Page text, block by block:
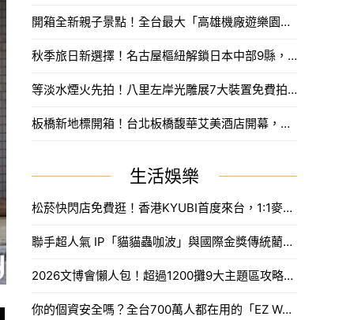
開箱全新親子景點！全台最大「高雄機廠遊樂園區」8/8開幕，攀岩場、戲水區30項設施免費玩。
秋季旅日新選擇！名古屋樞紐解鎖日本中部9縣，搶先預訂父親節孝親賞楓之旅。
等淡水煙火先拍！八里左岸光雕展7大裝置免費拍，新北夏日浪漫旅遊。
板橋新地標開箱！台北板橋馥華艾美酒店開幕，高空泳池與絕美酒吧亮點一次看。
生活娛樂
松菸快閃店免費逛！香港KYUBI首度來台，1:1麥可傑克森雕像震撼登場。
聯手超人氣 IP「貓貓蟲咖波」與國際金獎傳統藺編，WeMo打造今夏最香、最具文化溫度的騎乘體驗。
2026文博會懶人包！超過1200攤9大主題區攻略，海綿寶寶吉娃娃、咖波新品推薦必買。
你的個資安全嗎？全台700萬人都在用的「EZ WAY」爭議懶人包，海外網購紙本報關流程先收。